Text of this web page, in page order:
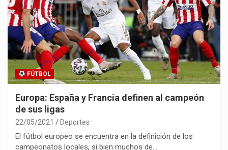
FÚTBOL
Europa: España y Francia definen al campeón
de sus ligas
22/05/2021 Deportes
El fútbol europeo se encuentra en la definición de los
campeonatos locales, si bien muchos de…